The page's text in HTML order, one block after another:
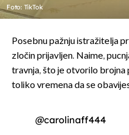
Foto: TikTok
Posebnu pažnju istražitelja
zločin prijavljen. Naime,
travnja, što je otvorilo
toliko vremena da se
@carolinaff444